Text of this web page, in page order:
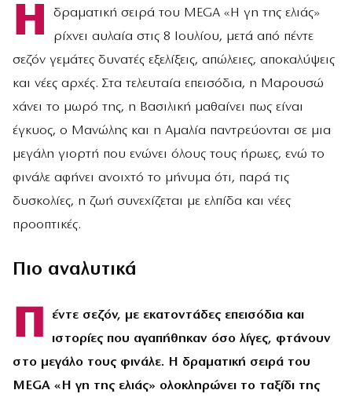
Η
δραματική σειρά του MEGA «Η γη της ελιάς»
ρίχνει αυλαία στις 8 Ιουλίου, μετά από πέντε
σεζόν γεμάτες δυνατές εξελίξεις, απώλειες, αποκαλύψεις
και νέες αρχές. Στα τελευταία επεισόδια, η Μαρουσώ
χάνει το μωρό της, η Βασιλική μαθαίνει πως είναι
έγκυος, ο Μανώλης και η Αμαλία παντρεύονται σε μια
μεγάλη γιορτή που ενώνει όλους τους ήρωες, ενώ το
φινάλε αφήνει ανοιχτό το μήνυμα ότι, παρά τις
δυσκολίες, η ζωή συνεχίζεται με ελπίδα και νέες
προοπτικές.
Πιο αναλυτικά
Π
έντε σεζόν, με εκατοντάδες επεισόδια και
ιστορίες που αγαπήθηκαν όσο λίγες, φτάνουν
στο μεγάλο τους φινάλε. Η δραματική σειρά του
MEGA «Η γη της ελιάς» ολοκληρώνει το ταξίδι της